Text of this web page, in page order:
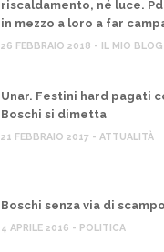
riscaldamento, né luce.
in mezzo a loro a far
26 FEBBRAIO 2018 - IL MIO BLOG
Unar. Festini hard pagati
Boschi si dimetta
21 FEBBRAIO 2017 - ATTUALITÀ
Boschi senza via di scampo
4 APRILE 2016 - POLITICA